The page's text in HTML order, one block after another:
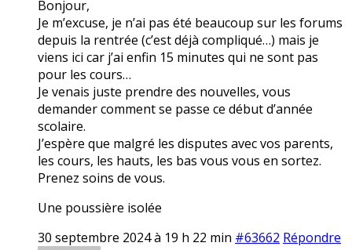
Bonjour,
Je m’excuse, je n’ai pas été beaucoup sur les forums
depuis la rentrée (c’est déjà compliqué…) mais je
viens ici car j’ai enfin 15 minutes qui ne sont pas
pour les cours…
Je venais juste prendre des nouvelles, vous
demander comment se passe ce début d’année
scolaire.
J’espère que malgré les disputes avec vos parents,
les cours, les hauts, les bas vous vous en sortez.
Prenez soins de vous.
Une poussière isolée
30 septembre 2024 à 19 h 22 min #63662 Répondre